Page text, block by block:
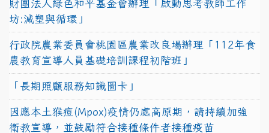
財團法人綠色和平基金會辦理「啟動思考教師工作
坊:減塑與循環」
行政院農業委員會桃園區農業改良場辦理「112年食
農教育宣導人員基礎培訓課程初階班」
「長期照顧服務知識圖卡」
因應本土猴痘(Mpox)疫情仍處高原期，請持續加強
衛教宣導，並鼓勵符合接種條件者接種疫苗